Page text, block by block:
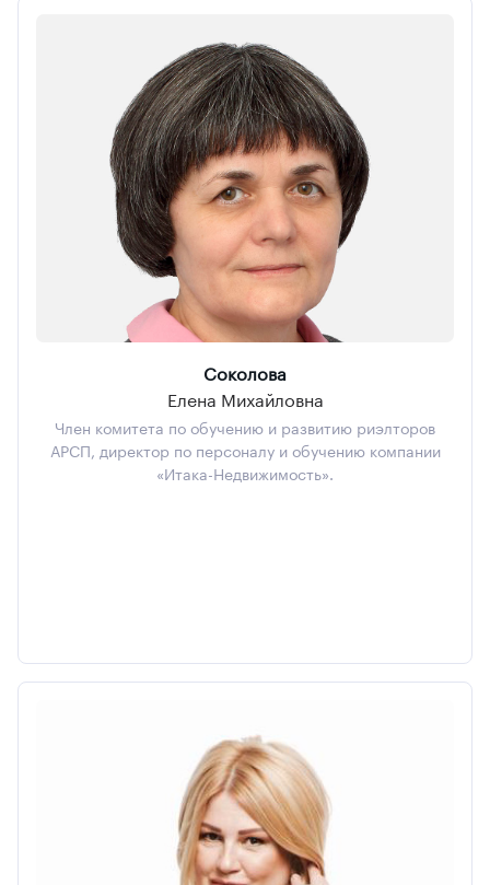
Соколова
Елена Михайловна
Член комитета по обучению и развитию риэлторов
АРСП, директор по персоналу и обучению компании
«Итака-Недвижимость».